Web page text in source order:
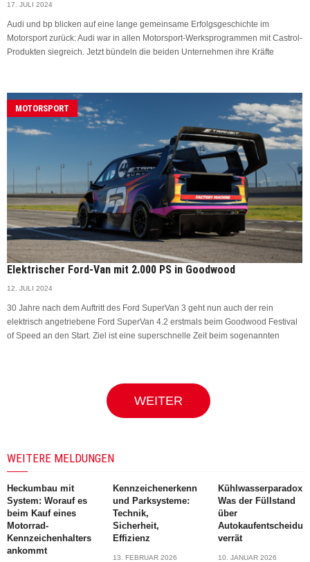
17. JULI 2024
Audi und bp blicken auf eine lange gemeinsame Erfolgsgeschichte im
Motorsport zurück: Audi war in allen Motorsport-Werksprogrammen mit Castrol-
Produkten siegreich. Jetzt bündeln die beiden Unternehmen ihre Kräfte
MOTORSPORT
Elektrischer Ford-Van mit 2.000 PS in Goodwood
12. JULI 2024
30 Jahre nach dem Auftritt des Ford SuperVan 3 geht nun auch der rein
elektrisch angetriebene Ford SuperVan 4.2 erstmals beim Goodwood Festival
of Speed an den Start. Ziel ist eine superschnelle Zeit beim sogenannten
WEITER
WEITERE MELDUNGEN
Heckumbau mit
System: Worauf es
beim Kauf eines
Motorrad-
Kennzeichenhalters
ankommt
Kennzeichenerkennung
und Parksysteme:
Technik,
Sicherheit,
Effizienz
13. FEBRUAR 2026
Kühlwasserparadox:
Was der Füllstand
über
verrät
10. JANUAR 2026